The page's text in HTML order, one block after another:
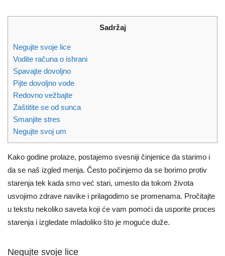
Sadržaj
Negujte svoje lice
Vodite računa o ishrani
Spavajte dovoljno
Pijte dovoljno vode
Redovno vežbajte
Zaštitite se od sunca
Smanjite stres
Negujte svoj um
Kako godine prolaze, postajemo svesniji činjenice da starimo i
da se naš izgled menja. Često počinjemo da se borimo protiv
starenja tek kada smo već stari, umesto da tokom života
usvojimo zdrave navike i prilagodimo se promenama. Pročitajte
u tekstu nekoliko saveta koji će vam pomoći da usporite proces
starenja i izgledate mladoliko što je moguće duže.
Negujte svoje lice